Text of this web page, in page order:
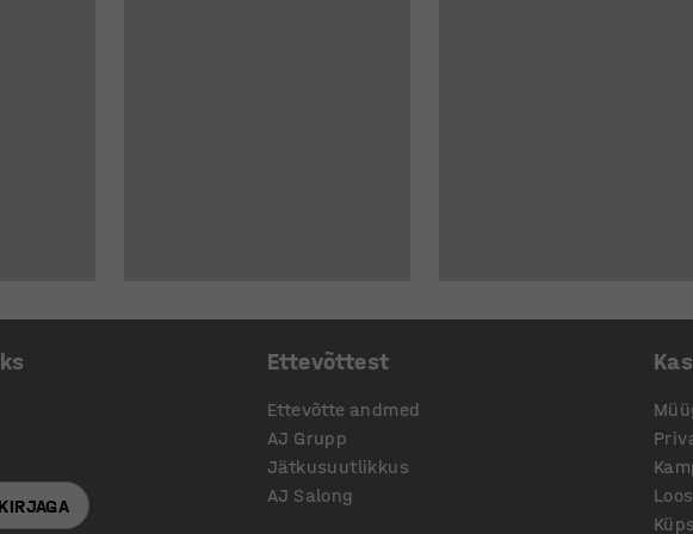
Ettevõttest
Ettevõtte andmed
AJ Grupp
Jätkusuutlikkus
AJ Salong